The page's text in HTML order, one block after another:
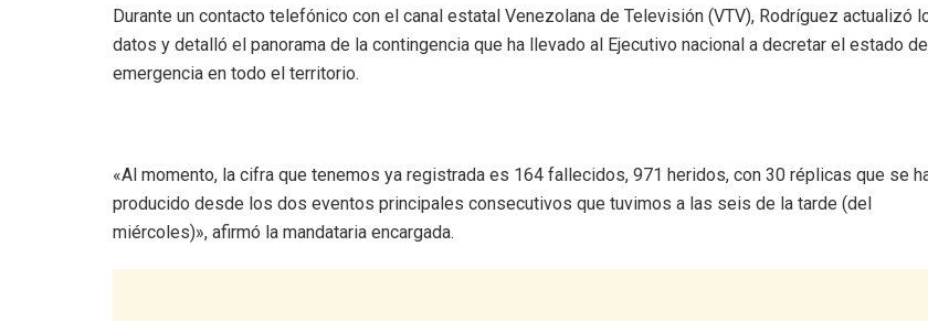
Durante un contacto telefónico con el canal estatal Venezolana de Televisión (VTV), Rodríguez actualizó
datos y detalló el panorama de la contingencia que ha llevado al Ejecutivo nacional a decretar el estado de
emergencia en todo el territorio.
«Al momento, la cifra que tenemos ya registrada es 164 fallecidos, 971 heridos, con 30 réplicas que se
producido desde los dos eventos principales consecutivos que tuvimos a las seis de la tarde (del
miércoles)», afirmó la mandataria encargada.